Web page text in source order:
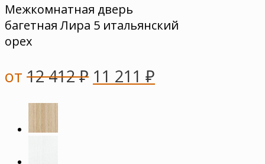
Межкомнатная дверь
багетная Лира 5 итальянский
орех
от 12 412₽ 11 211 ₽